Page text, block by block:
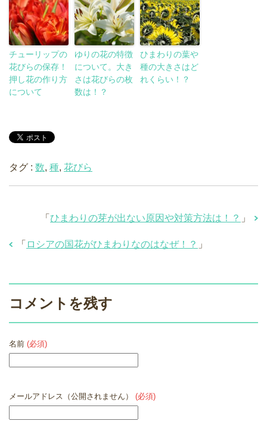
チューリップの
花びらの保存！
押し花の作り方
について
ゆりの花の特徴
について。大き
さは花びらの枚
数は！？
ひまわりの葉や
種の大きさはど
れくらい！？
タグ : 数, 種, 花びら
「 ひまわりの芽が出ない原因や対策方法は！？ 」
「 ロシアの国花がひまわりなのはなぜ！？ 」
コメントを残す
名前 (必須)
メールアドレス（公開されません） (必須)